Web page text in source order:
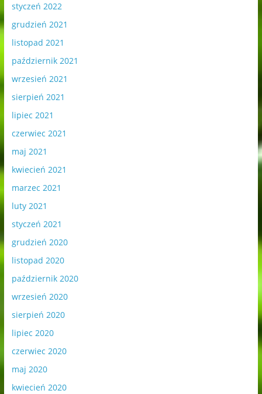
styczeń 2022
grudzień 2021
listopad 2021
październik 2021
wrzesień 2021
sierpień 2021
lipiec 2021
czerwiec 2021
maj 2021
kwiecień 2021
marzec 2021
luty 2021
styczeń 2021
grudzień 2020
listopad 2020
październik 2020
wrzesień 2020
sierpień 2020
lipiec 2020
czerwiec 2020
maj 2020
kwiecień 2020